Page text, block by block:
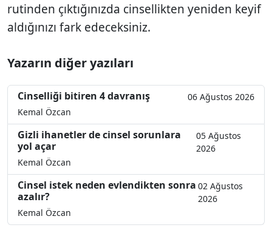
rutinden çıktığınızda cinsellikten yeniden keyif
aldığınızı fark edeceksiniz.
Yazarın diğer yazıları
Cinselliği bitiren 4 davranış
06 Ağustos 2026
Kemal Özcan
Gizli ihanetler de cinsel sorunlara
yol açar
05 Ağustos
2026
Kemal Özcan
Cinsel istek neden evlendikten sonra
azalır?
02 Ağustos
2026
Kemal Özcan